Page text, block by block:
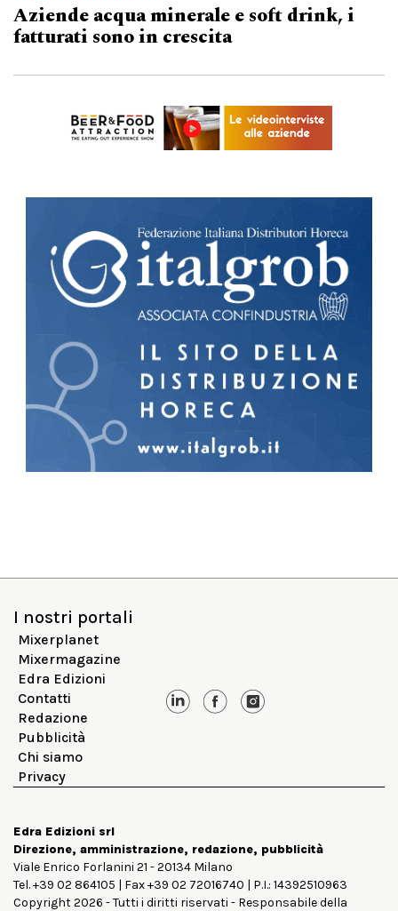
Aziende acqua minerale e soft drink, i
fatturati sono in crescita
I nostri portali
Mixerplanet
Mixermagazine
Edra Edizioni
Contatti
Redazione
Pubblicità
Chi siamo
Privacy
Edra Edizioni srl
Direzione, amministrazione, redazione, pubblicità
Viale Enrico Forlanini 21 - 20134 Milano
Tel. +39 02 864105 | Fax +39 02 72016740 | P.I.: 14392510963
Copyright 2026 - Tutti i diritti riservati - Responsabile della